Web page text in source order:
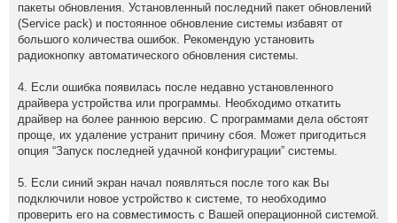
пакеты обновления. Установленный последний пакет обновлений
(Service pack) и постоянное обновление системы избавят от
большого количества ошибок. Рекомендую установить
радиокнопку автоматического обновления системы.
4. Если ошибка появилась после недавно установленного
драйвера устройства или программы. Необходимо откатить
драйвер на более раннюю версию. С программами дела обстоят
проще, их удаление устранит причину сбоя. Может пригодиться
опция “Запуск последней удачной конфигурации” системы.
5. Если синий экран начал появляться после того как Вы
подключили новое устройство к системе, то необходимо
проверить его на совместимость с Вашей операционной системой.